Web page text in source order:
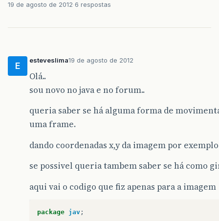
19 de agosto de 2012 6 respostas
E
esteveslima19 de agosto de 2012
Olá..
sou novo no java e no forum..
queria saber se há alguma forma de
uma frame.
dando coordenadas x,y da imagem por
se possivel queria tambem saber se há como
aqui vai o codigo que fiz apenas para a imagem
package jav ;